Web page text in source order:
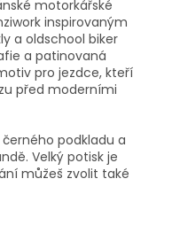
motorkářské
inspirovaným
a oldschool biker
a patinovaná
pro jezdce, kteří
před moderními
podkladu a
Velký potisk je
můžeš zvolit také